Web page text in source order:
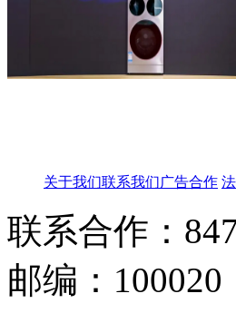
关于我们联系我们广告合作
联系合作：
邮编：100020